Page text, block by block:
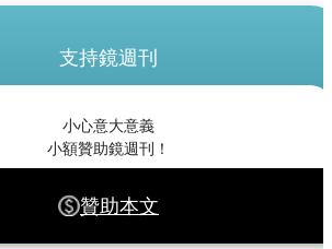
支持鏡週刊
小心意大意義
小額贊助鏡週刊！
贊助本文